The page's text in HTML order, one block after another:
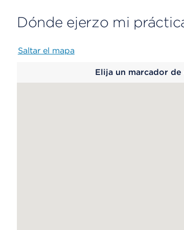
Dónde ejerzo mi
Saltar el mapa
Elija un marcador